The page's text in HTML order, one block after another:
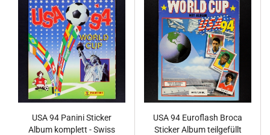
USA 94 Panini Sticker
Album komplett - Swiss
USA 94 Euroflash Broca
Sticker Album teilgefüllt